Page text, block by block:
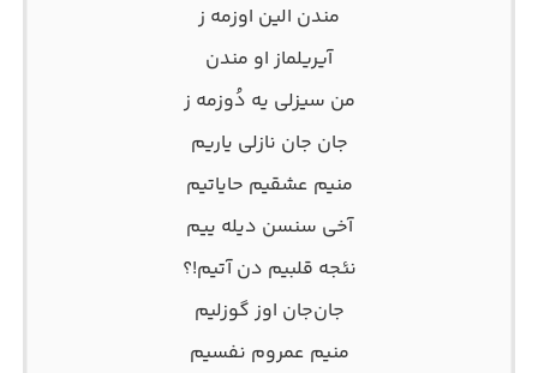
مندن الین اوزمه ز
آیریلماز او مندن
من سیزلی یه دُوزمه ز
جان جان نازلی یاریم
منیم عشقیم حایاتیم
آخی سنسن دیله ییم
نئجه قلبیم دن آتیم!؟
جان‌جان اوز گوزلیم
منیم عمروم نفسیم